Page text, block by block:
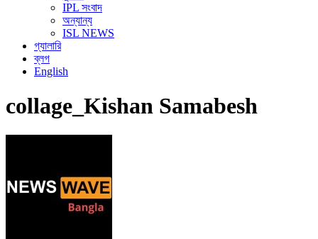
IPL সংবাদ
অন্যান্য
ISL NEWS
গ্যালারি
ব্লগ
English
collage_Kishan Samabesh